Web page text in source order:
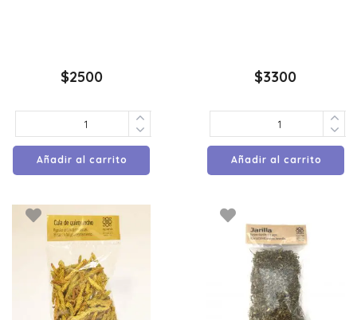
$2500
Añadir al carrito
$3300
Añadir al carrito